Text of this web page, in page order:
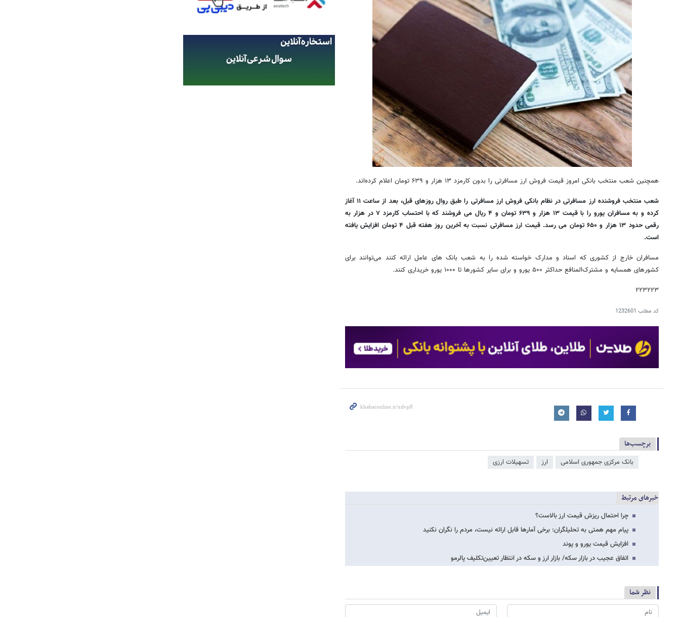
همچنین شعب منتخب بانکی امروز قیمت فروش ارز مسافرتی را بدون کارمزد ۱۳ هزار و ۶۳۹ تومان اعلام کرده‌اند.
شعب منتخب فروشنده ارز مسافرتی در نظام بانکی فروش ارز مسافرتی را طبق روال روزهای قبل، بعد از ساعت ۱۱ آغاز
کرده و به مسافران یورو را با قیمت ۱۳ هزار و ۶۳۹ تومان و ۴ ریال می فروشند که با احتساب کارمزد ۷ در هزار به
رقمی حدود ۱۳ هزار و ۶۵۰ تومان می رسد. قیمت ارز مسافرتی نسبت به آخرین روز هفته قبل ۴ تومان افزایش یافته
است.
مسافران خارج از کشوری که اسناد و مدارک خواسته شده را به شعب بانک های عامل ارائه کنند می‌توانند برای
کشورهای همسایه و مشترک‌المنافع حداکثر ۵۰۰ یورو و برای سایر کشورها تا ۱۰۰۰ یورو خریداری کنند.
۲۲۳۲۲۳
کد مطلب 1232601
برچسب‌ها
بانک مرکزی جمهوری اسلامی ارز تسهیلات ارزی
خبرهای مرتبط
چرا احتمال ریزش قیمت ارز بالاست؟
پیام مهم همتی به تحلیلگران: برخی آمارها قابل ارائه نیست، مردم را نگران نکنید
افزایش قیمت یورو و پوند
اتفاق عجیب در بازار سکه/ بازار ارز و سکه در انتظار تعیین‌تکلیف پالرمو
نظر شما